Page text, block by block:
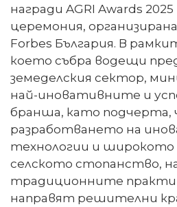
награди AGRI Awards
церемония,
Forbes България. В
което събра водещи
земеделския сектор,
най-иновативните и
бранша, като подчерта,
разработването на
технологии и широкото
селското стопанство,
традиционните
направят решителни